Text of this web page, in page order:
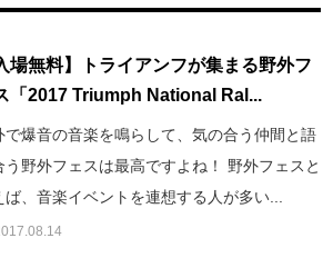
場無料】トライアンフが集まる野外フ
「2017 Triumph National Ral...
で爆音の音楽を鳴らして、気の合う仲間と語
う野外フェスは最高ですよね！ 野外フェスと
ば、音楽イベントを連想する人が多い...